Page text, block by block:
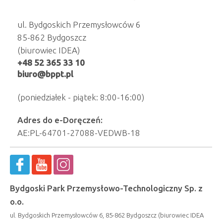
ul. Bydgoskich Przemysłowców 6
85-862 Bydgoszcz
(biurowiec IDEA)
+48 52 365 33 10
biuro@bppt.pl
(poniedziałek - piątek: 8:00-16:00)
Adres do e-Doręczeń:
AE:PL-64701-27088-VEDWB-18
Bydgoski Park Przemysłowo-Technologiczny Sp. z
o.o.
ul. Bydgoskich Przemysłowców 6, 85-862 Bydgoszcz (biurowiec IDEA